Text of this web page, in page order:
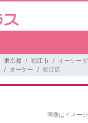
東京都 狛江市
オーケー
オーケー 狛江店
画像はイメージ